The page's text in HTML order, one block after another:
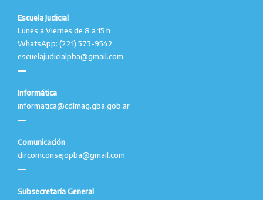
Escuela Judicial
Lunes a Viernes de 8 a 15 h
WhatsApp: (221) 573-9542
escuelajudicialpba@gmail.com
Informática
informatica@cdlmag.gba.gob.ar
Comunicación
dircomconsejopba@gmail.com
Subsecretaría General